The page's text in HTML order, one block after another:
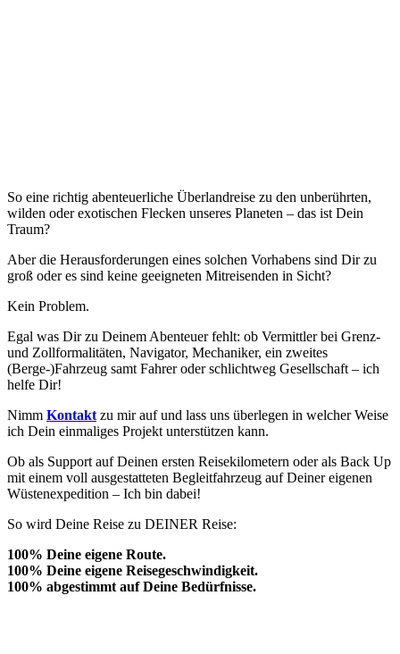
So eine richtig abenteuerliche Überlandreise zu den unberührten,
wilden oder exotischen Flecken unseres Planeten – das ist Dein
Traum?
Aber die Herausforderungen eines solchen Vorhabens sind Dir zu
groß oder es sind keine geeigneten Mitreisenden in Sicht?
Kein Problem.
Egal was Dir zu Deinem Abenteuer fehlt: ob Vermittler bei Grenz-
und Zollformalitäten, Navigator, Mechaniker, ein zweites
(Berge-)Fahrzeug samt Fahrer oder schlichtweg Gesellschaft – ich
helfe Dir!
Nimm Kontakt zu mir auf und lass uns überlegen in welcher Weise
ich Dein einmaliges Projekt unterstützen kann.
Ob als Support auf Deinen ersten Reisekilometern oder als Back Up
mit einem voll ausgestatteten Begleitfahrzeug auf Deiner eigenen
Wüstenexpedition – Ich bin dabei!
So wird Deine Reise zu DEINER Reise:
100% Deine eigene Route.
100% Deine eigene Reisegeschwindigkeit.
100% abgestimmt auf Deine Bedürfnisse.